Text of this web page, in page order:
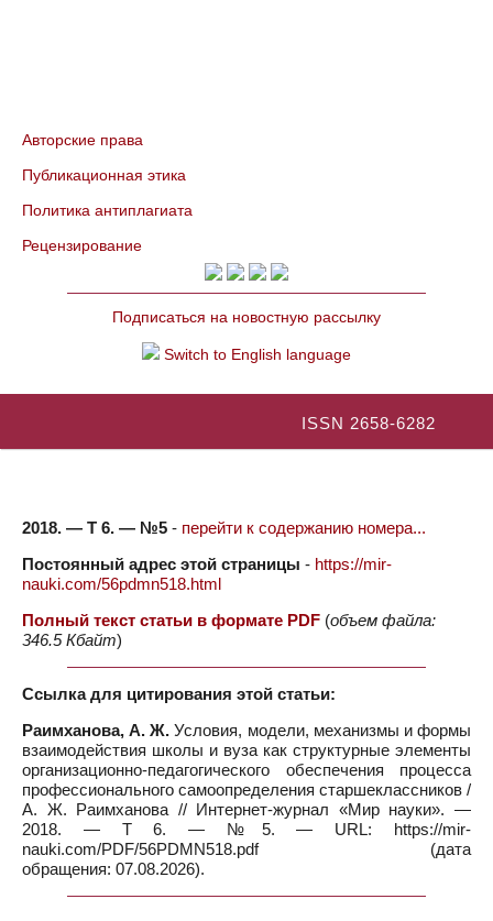
Авторские права
Публикационная этика
Политика антиплагиата
Рецензирование
Подписаться на новостную рассылку
Switch to English language
ISSN 2658-6282
2018. — Т 6. — №5 - перейти к содержанию номера...
Постоянный адрес этой страницы - https://mir-
nauki.com/56pdmn518.html
Полный текст статьи в формате PDF (объем файла:
346.5 Кбайт)
Ссылка для цитирования этой статьи:
Раимханова, А. Ж. Условия, модели, механизмы и формы
взаимодействия школы и вуза как структурные элементы
организационно-педагогического обеспечения процесса
профессионального самоопределения старшеклассников /
А. Ж. Раимханова // Интернет-журнал «Мир науки». —
2018. — Т 6. — №5. — URL: https://mir-
nauki.com/PDF/56PDMN518.pdf (дата
обращения: 07.08.2026).